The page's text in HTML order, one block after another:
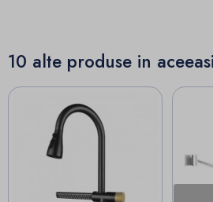
10 alte produse in